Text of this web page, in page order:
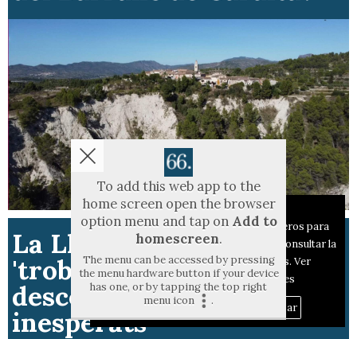
La Llotja recupera
'troballes' artístiques
descobertes en espais
inesperats
To add this web app to the
home screen open the browser
option menu and tap on Add to
homescreen.
The menu can be accessed by pressing
the menu hardware button if your device
has one, or by tapping the top right
menu icon
.
Aviso sobre el Uso de cookies:
Utilizamos cookies nuestras y de terceros para
el funcionamiento del digital. Puedes consultar la
lista de cookies y como desconectarlas. Ver
nuestra Política de Privacidad y Cookies
Aceptar Cookies Personalizar